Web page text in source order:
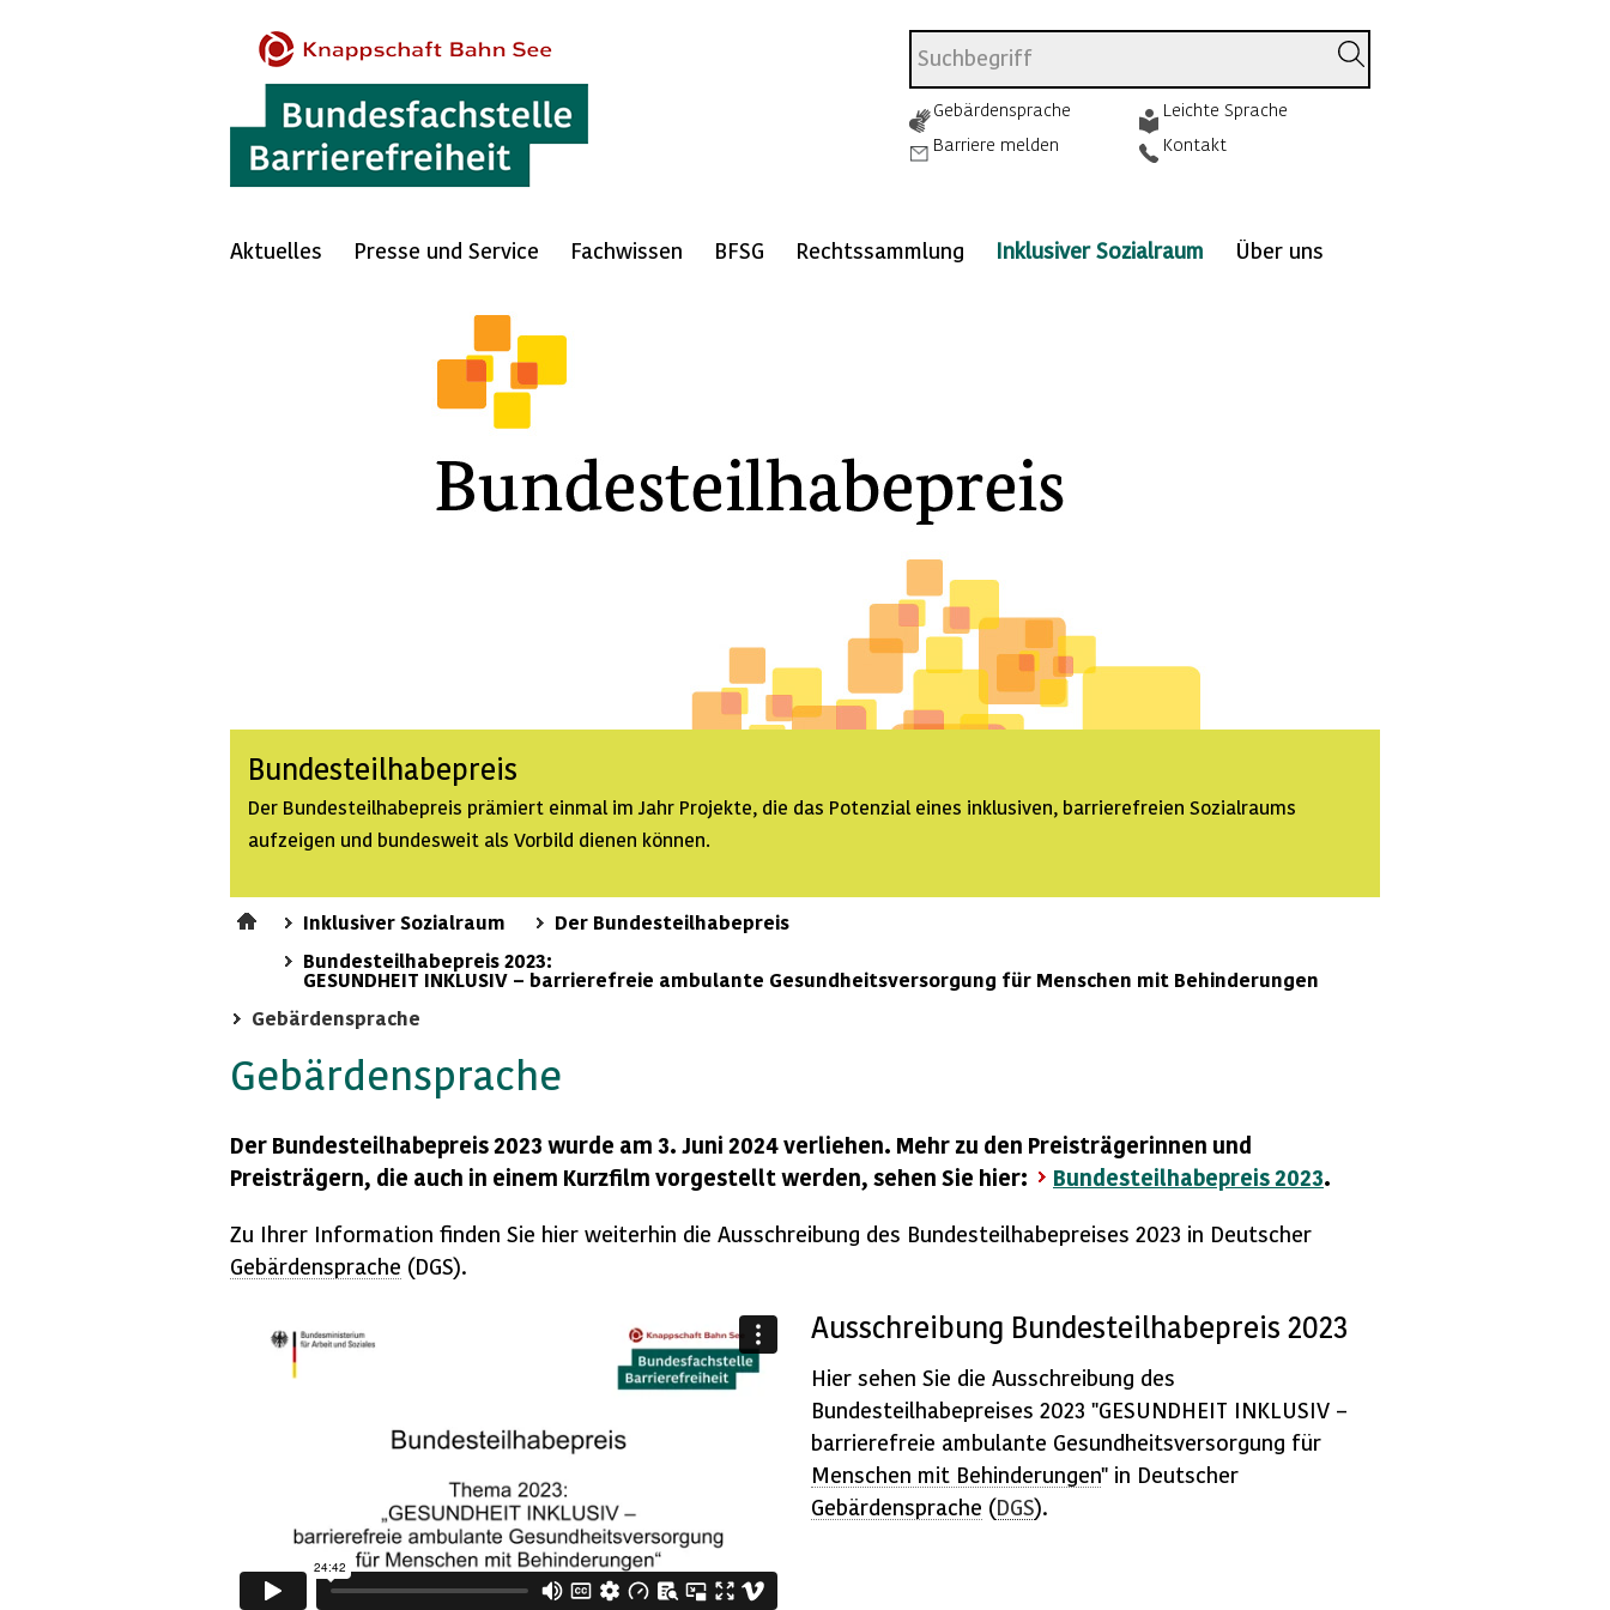
Gebärdensprache
Leichte Sprache
Barriere melden
Kontakt
Aktuelles Presse und Service Fachwissen BFSG Rechtssammlung Inklusiver Sozialraum Über uns
Bundesteilhabepreis
Der Bundesteilhabepreis prämiert einmal im Jahr Projekte, die das Potenzial eines inklusiven, barrierefreien Sozialraums
aufzeigen und bundesweit als Vorbild dienen können.
Inklusiver Sozialraum
Der Bundesteilhabepreis
Bundesteilhabepreis 2023:
GESUNDHEIT INKLUSIV – barrierefreie ambulante Gesundheitsversorgung für Menschen mit Behinderungen
Gebärdensprache
Gebärdensprache
Der Bundesteilhabepreis 2023 wurde am 3. Juni 2024 verliehen. Mehr zu den Preisträgerinnen und
Preisträgern, die auch in einem Kurzfilm vorgestellt werden, sehen Sie hier:
Bundesteilhabepreis 2023.
Zu Ihrer Information finden Sie hier weiterhin die Ausschreibung des Bundesteilhabepreises 2023 in Deutscher
Gebärdensprache (DGS).
Ausschreibung Bundesteilhabepreis 2023
Hier sehen Sie die Ausschreibung des
Bundesteilhabepreises 2023 "GESUNDHEIT INKLUSIV –
barrierefreie ambulante Gesundheitsversorgung für
Menschen mit Behinderungen" in Deutscher
Gebärdensprache (DGS).